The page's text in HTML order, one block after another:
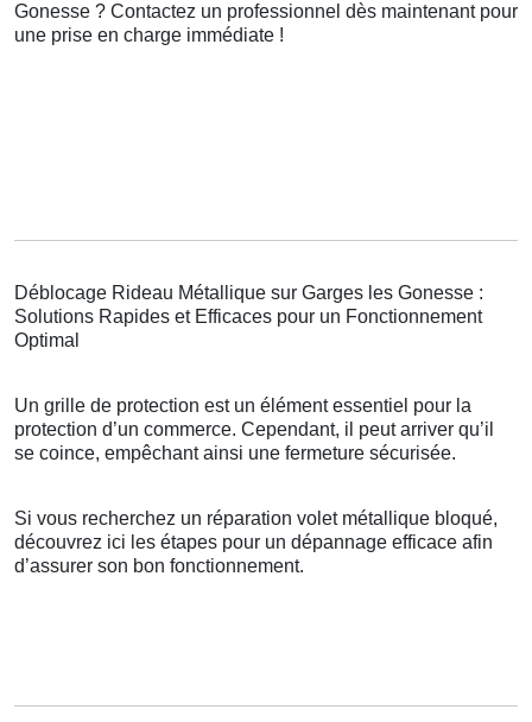
Gonesse ? Contactez un professionnel dès maintenant pour
une prise en charge immédiate !
Déblocage Rideau Métallique sur Garges les Gonesse :
Solutions Rapides et Efficaces pour un Fonctionnement
Optimal
Un grille de protection est un élément essentiel pour la
protection d’un commerce. Cependant, il peut arriver qu’il
se coince, empêchant ainsi une fermeture sécurisée.
Si vous recherchez un réparation volet métallique bloqué,
découvrez ici les étapes pour un dépannage efficace afin
d’assurer son bon fonctionnement.